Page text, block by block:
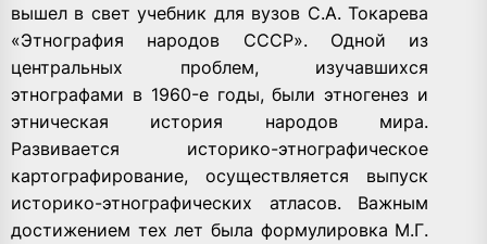
вышел в свет учебник для вузов С.А. Токарева
«Этнография народов СССР». Одной из
центральных проблем, изучавшихся
этнографами в 1960-е годы, были этногенез и
этническая история народов мира.
Развивается историко-этнографическое
картографирование, осуществляется выпуск
историко-этнографических атласов. Важным
достижением тех лет была формулировка М.Г.